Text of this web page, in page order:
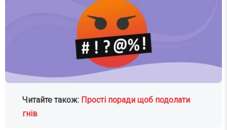
Читайте також: Прості поради щоб подолати
гнів